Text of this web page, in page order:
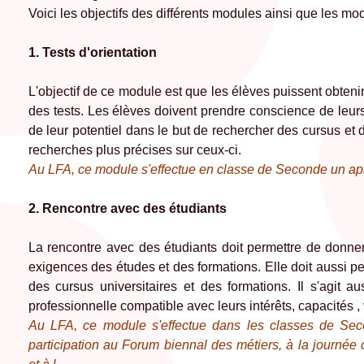
Voici les objectifs des différents modules ainsi que les
1. Tests d'orientation
L'objectif de ce module est que les élèves puissent
des tests. Les élèves doivent prendre conscience de
de leur potentiel dans le but de rechercher des cursus et
recherches plus précises sur ceux-ci.
Au LFA, ce module s'effectue en classe de Seconde un
2. Rencontre avec des étudiants
La rencontre avec des étudiants doit permettre de
exigences des études et des formations. Elle doit aussi
des cursus universitaires et des formations. Il s'agit
professionnelle compatible avec leurs intérêts, capacités
Au LFA, ce module s'effectue dans les classes de
participation au Forum biennal des métiers, à la journée